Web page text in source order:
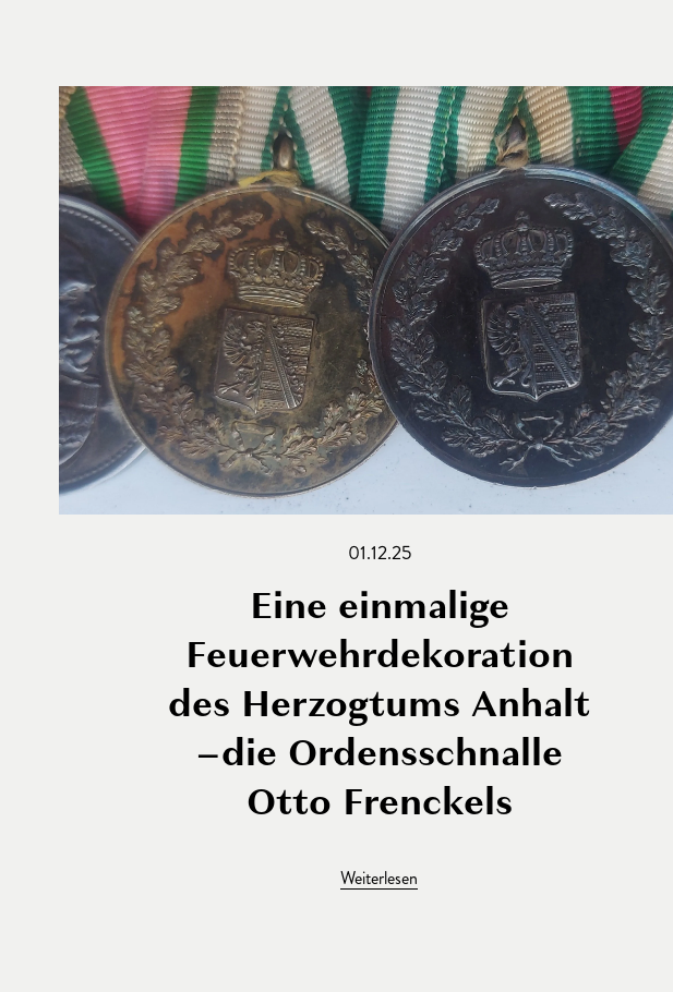
01.12.25
Eine einmalige
Feuerwehrdekoration
des Herzogtums Anhalt
–die Ordensschnalle
Otto Frenckels
Weiterlesen